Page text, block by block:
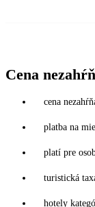
Cena
cena
platba na
platí pre
turistická
hotely